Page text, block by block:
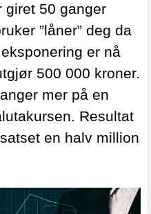
giret 50 ganger
”låner” deg da
er nå
500 000 kroner.
mer på en
Resultat
en halv million